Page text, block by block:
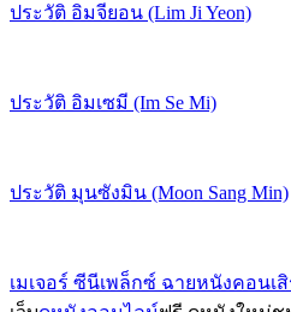
ประวัติ อิมจียอน (Lim Ji Yeon)
ประวัติ อิมเซมี (Im Se Mi)
ประวัติ มุนซังมิน (Moon Sang Min)
เมเจอร์ ซีนีเพล็กซ์ ฉายหนังคอนเสิ